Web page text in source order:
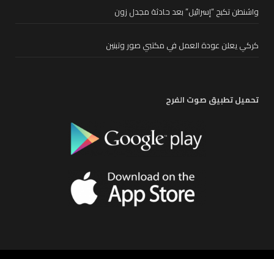
واشنطن تكبح “إسرائيل” بعد حادثة مجدل زون
كركي يعلن عودة العمل في مكتبي صور وتبنين
تحميل تطبيق صوت الفرح